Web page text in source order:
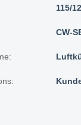
115/
CW-